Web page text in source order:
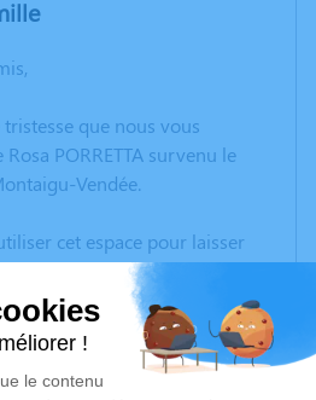
tristesse que nous vous
PORRETTA survenu le
Vendée.
cet espace pour laisser
des photos souvenirs, une
pensées à travers des
endroit est un lieu
la mémoire de Rosa